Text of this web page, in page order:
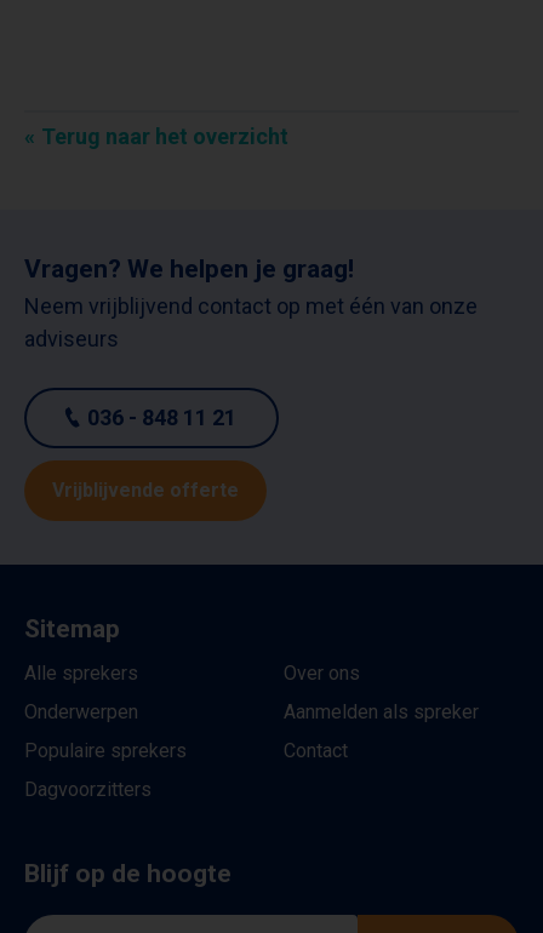
Terug naar het overzicht
Vragen? We helpen je graag!
Neem vrijblijvend contact op met één van onze
adviseurs
036 - 848 11 21
Vrijblijvende offerte
Sitemap
Alle sprekers
Onderwerpen
Populaire sprekers
Dagvoorzitters
Over ons
Aanmelden als spreker
Contact
Blijf op de hoogte